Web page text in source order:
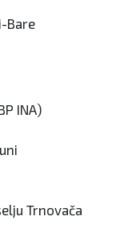
Bare
INA)
Trnovača